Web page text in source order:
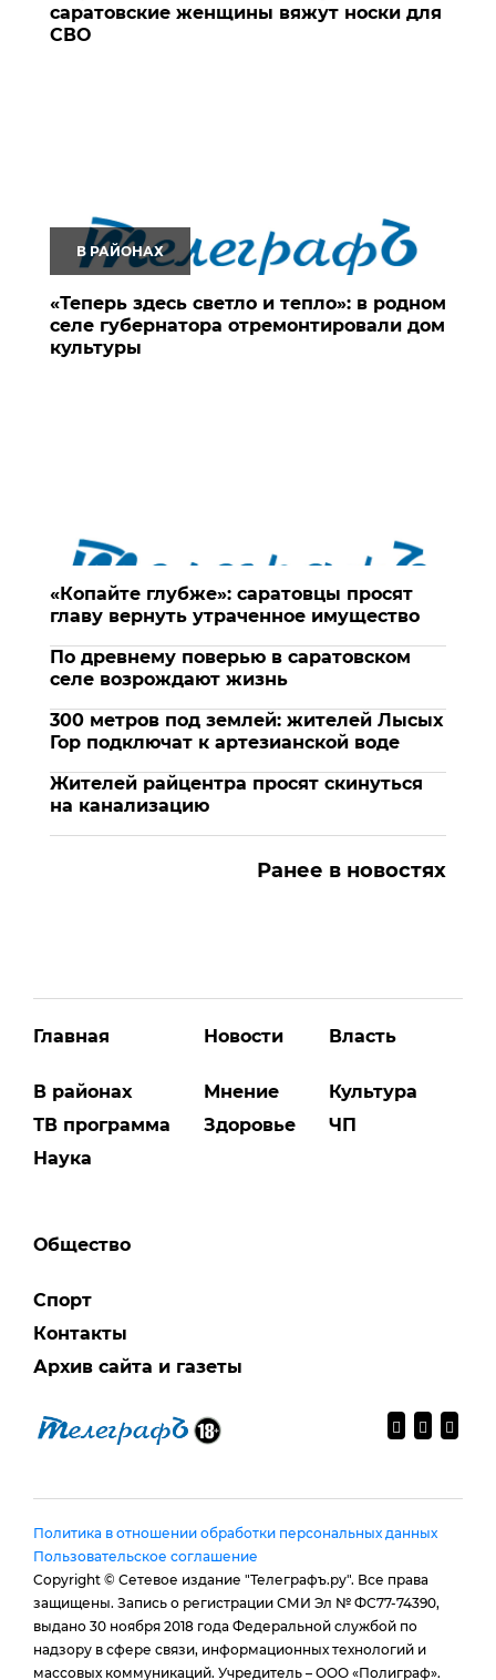
саратовские женщины вяжут носки для
СВО
В РАЙОНАХ
«Теперь здесь светло и тепло»: в родном
селе губернатора отремонтировали дом
культуры
«Копайте глубже»: саратовцы просят
главу вернуть утраченное имущество
По древнему поверью в саратовском
селе возрождают жизнь
300 метров под землей: жителей Лысых
Гор подключат к артезианской воде
Жителей райцентра просят скинуться
на канализацию
Ранее в новостях
Главная
В районах
ТВ программа
Наука
Новости
Мнение
Здоровье
Власть
Культура
ЧП
Общество
Спорт
Контакты
Архив сайта и газеты
Политика в отношении обработки персональных данных
Пользовательское соглашение
Copyright © Сетевое издание "Телеграфъ.ру". Все права
защищены. Запись о регистрации СМИ Эл № ФС77-74390,
выдано 30 ноября 2018 года Федеральной службой по
надзору в сфере связи, информационных технологий и
массовых коммуникаций. Учредитель – ООО «Полиграф».